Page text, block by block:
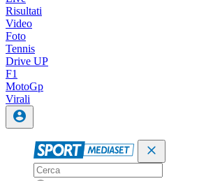
Risultati
Video
Foto
Tennis
Drive UP
F1
MotoGp
Virali